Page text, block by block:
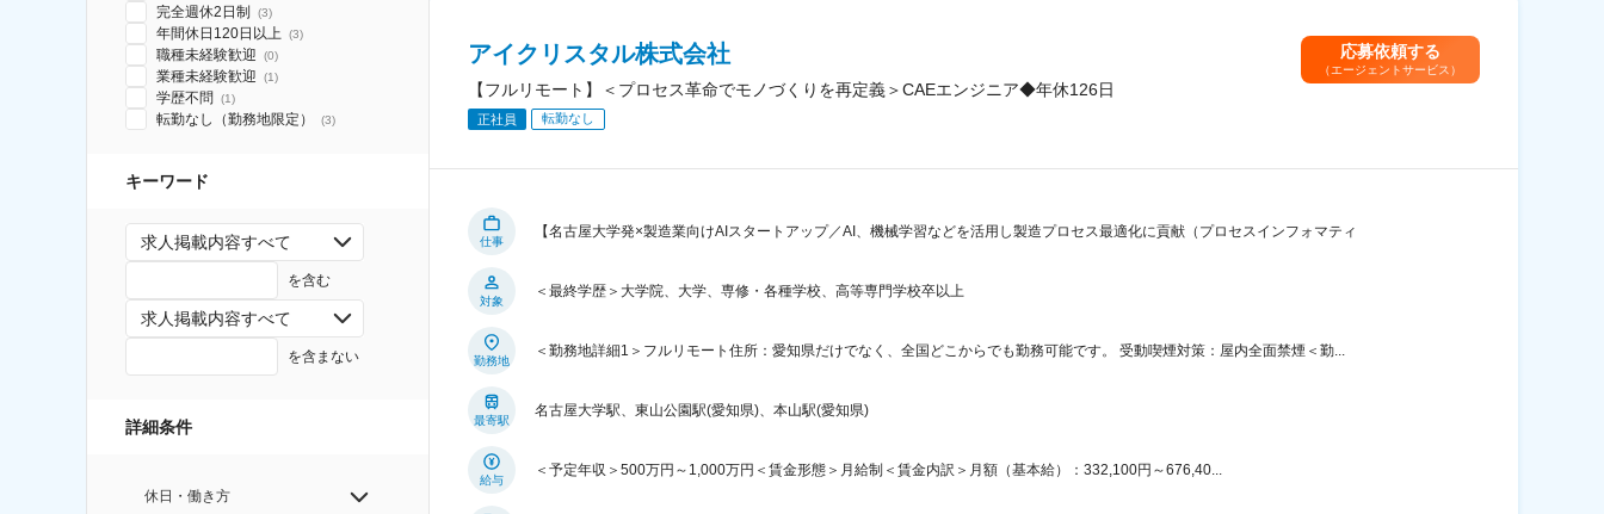
完全週休2日制 (3)
年間休日120日以上 (3)
職種未経験歓迎 (0)
業種未経験歓迎 (1)
学歴不問 (1)
転勤なし（勤務地限定） (3)
キーワード
求人掲載内容すべて
を含む
求人掲載内容すべて
を含まない
詳細条件
休日・働き方
アイクリスタル株式会社
【フルリモート】＜プロセス革命でモノづくりを再定義＞CAEエンジニア◆年休126日
正社員 転勤なし
応募依頼する
（エージェントサービス）
仕事
【名古屋大学発×製造業向けAIスタートアップ／AI、機械学習などを活用し製造プロセス最適化に貢献（プロセスインフォマティ
対象
＜最終学歴＞大学院、大学、専修・各種学校、高等専門学校卒以上
勤務地
＜勤務地詳細1＞フルリモート住所：愛知県だけでなく、全国どこからでも勤務可能です。 受動喫煙対策：屋内全面禁煙＜勤...
最寄駅
名古屋大学駅、東山公園駅(愛知県)、本山駅(愛知県)
給与
＜予定年収＞500万円～1,000万円＜賃金形態＞月給制＜賃金内訳＞月額（基本給）：332,100円～676,40...